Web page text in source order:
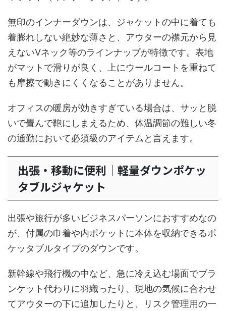
無印のインナーダウンは、ジャケットの中に着ても
着膨れしない絶妙な薄さと、アウターの襟元から見
えないVネック等のラインナップが特徴です。表地
がマットで滑りが良く、上にウールコートを重ねて
も摩擦で動きにくくなることがありません。
オフィスの暖房が効きすぎている場合は、サッと脱
いで畳んで鞄にしまえるため、体温調節の難しい冬
の通勤において必須級のアイテムと言えます。
出張・移動に便利｜軽量ダウンポケッ
タブルジャケット
出張や旅行が多いビジネスパーソンにおすすめなの
が、付属の巾着や内ポケットに本体を収納できるポ
ケッタブルタイプのダウンです。
新幹線や飛行機の中など、急に冷え込む場面でブラ
ンケット代わりに羽織ったり、現地の気候に合わせ
てアウターの下に追加したりと、リスク管理用の一